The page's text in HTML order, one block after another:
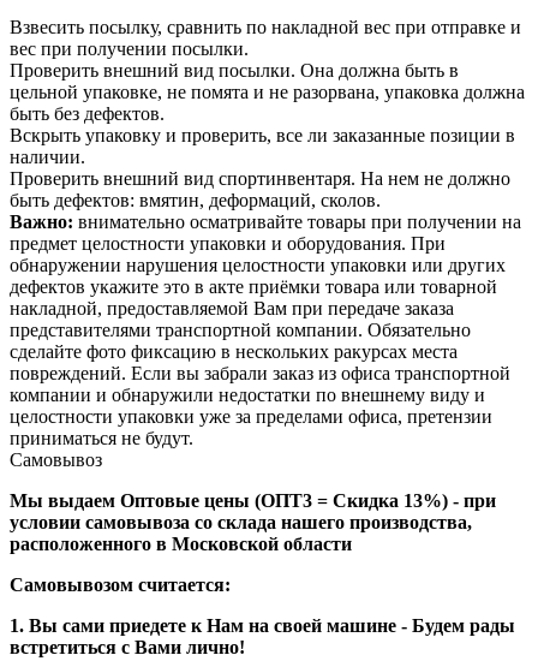
Взвесить посылку, сравнить по накладной вес при отправке и
вес при получении посылки.
Проверить внешний вид посылки. Она должна быть в
цельной упаковке, не помята и не разорвана, упаковка должна
быть без дефектов.
Вскрыть упаковку и проверить, все ли заказанные позиции в
наличии.
Проверить внешний вид спортинвентаря. На нем не должно
быть дефектов: вмятин, деформаций, сколов.
Важно: внимательно осматривайте товары при получении на
предмет целостности упаковки и оборудования. При
обнаружении нарушения целостности упаковки или других
дефектов укажите это в акте приёмки товара или товарной
накладной, предоставляемой Вам при передаче заказа
представителями транспортной компании. Обязательно
сделайте фото фиксацию в нескольких ракурсах места
повреждений. Если вы забрали заказ из офиса транспортной
компании и обнаружили недостатки по внешнему виду и
целостности упаковки уже за пределами офиса, претензии
приниматься не будут.
Самовывоз
Мы выдаем Оптовые цены (ОПТ3 = Скидка 13%) - при
условии самовывоза со склада нашего производства,
расположенного в Московской области
Самовывозом считается:
1. Вы сами приедете к Нам на своей машине - Будем рады
встретиться с Вами лично!